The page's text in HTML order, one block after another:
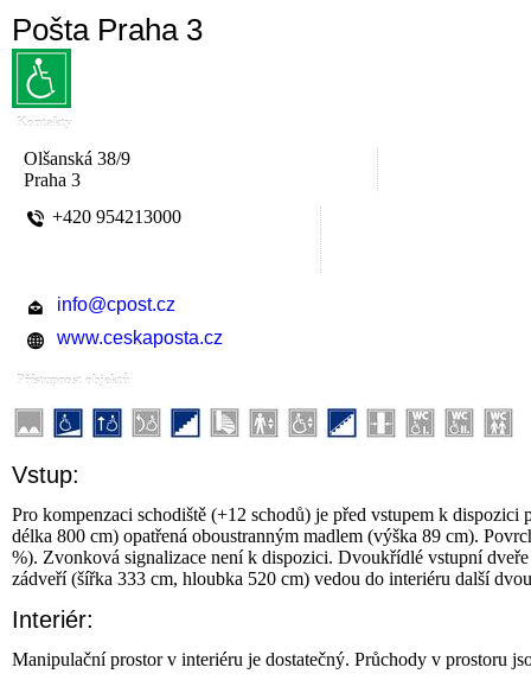
Pošta Praha 3
Kontakty
Olšanská 38/9
Praha 3
+420 954213000
info@cpost.cz
www.ceskaposta.cz
Přístupnost objektů
Vstup:
Pro kompenzaci schodiště (+12 schodů) je před vstupem k
délka 800 cm) opatřená oboustranným madlem (výška 89 cm).
%). Zvonková signalizace není k dispozici. Dvoukřídlé vstupní
zádveří (šířka 333 cm, hloubka 520 cm) vedou do interiéru další
Interiér:
Manipulační prostor v interiéru je dostatečný. Průchody v prostoru